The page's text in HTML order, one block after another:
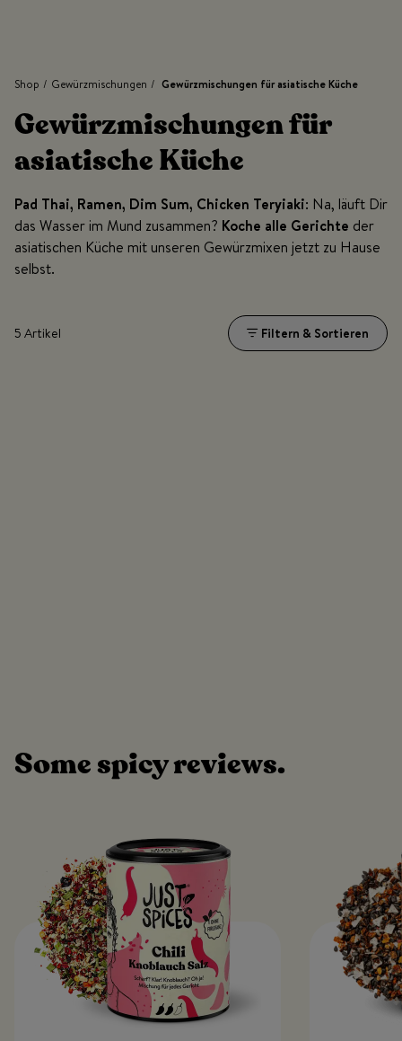
Shop / Gewürzmischungen / Gewürzmischungen für asiatische Küche
Gewürzmischungen für
asiatische Küche
Pad Thai, Ramen, Dim Sum, Chicken Teryiaki: Na, läuft Dir
das Wasser im Mund zusammen? Koche alle Gerichte der
asiatischen Küche mit unseren Gewürzmixen jetzt zu Hause
selbst.
5 Artikel Filtern & Sortieren
Some spicy reviews.